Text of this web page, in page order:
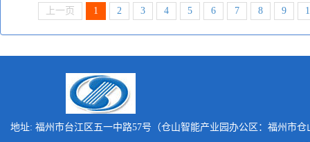
上一页 1 2 3 4 5 6 7 8 9
地址: 福州市台江区五一中路57号（仓山智能产业园办公区：福州市